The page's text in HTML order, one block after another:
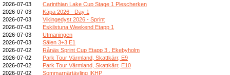
2026-07-03
Carinthian Lake Cup Stage 1 Plescherken
2026-07-03
Kāpa 2026 - Day 1
2026-07-03
Vikingedyst 2026 - Sprint
2026-07-03
Eskilstuna Weekend Etapp 1
2026-07-03
Utmaningen
2026-07-03
Sälen 3+3 E1
2026-07-02
Rånäs Sprint Cup Etapp 3 , Ekebyholm
2026-07-02
Park Tour Värmland, Skattkärr, E9
2026-07-02
Park Tour Värmland, Skattkärr, E10
2026-07-02
Sommarnärtävling IKHP